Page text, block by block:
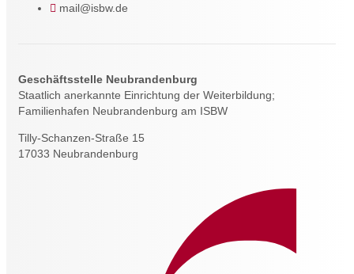
mail@isbw.de
Geschäftsstelle Neubrandenburg
Staatlich anerkannte Einrichtung der Weiterbildung;
Familienhafen Neubrandenburg am ISBW
Tilly-Schanzen-Straße 15
17033 Neubrandenburg